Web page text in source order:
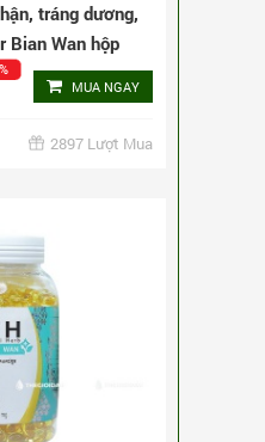
4 Cir Eiw Wan
MUA NGAY